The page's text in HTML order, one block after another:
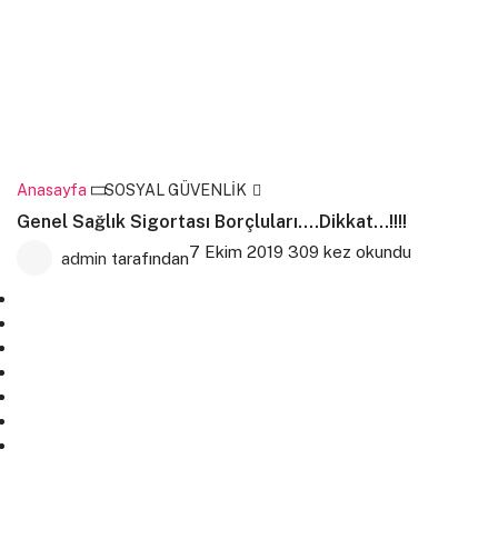
Anasayfa SOSYAL GÜVENLİK
Genel Sağlık Sigortası Borçluları….Dikkat…!!!!
admin tarafından7 Ekim 2019 309 kez okundu